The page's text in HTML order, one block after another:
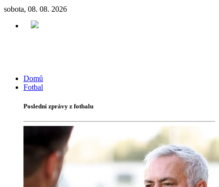
sobota, 08. 08. 2026
Domů
Fotbal
Poslední zprávy z fotbalu